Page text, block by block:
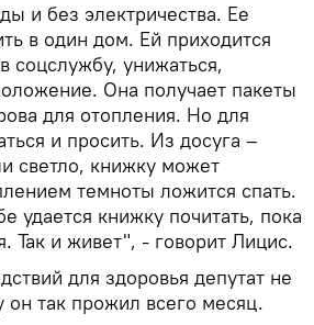
и без электричества. Ее
в один дом. Ей приходится
соцслужбу, унижаться,
Она получает пакеты
для отопления. Но для
и просить. Из досуга –
светло, книжку может
темноты ложится спать.
удается книжку почитать, пока
Так и живет", - говорит Лицис.
для здоровья депутат не
он так прожил всего месяц.